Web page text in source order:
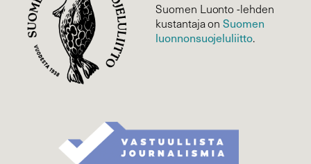
Suomen Luonto -lehden
kustantaja onSuomen
luonnonsuojelu­liitto.